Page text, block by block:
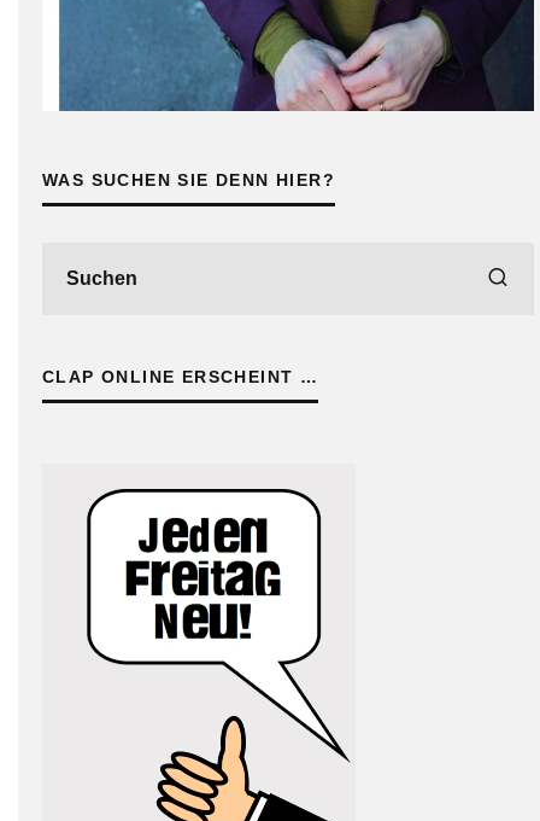
WAS SUCHEN SIE DENN HIER?
CLAP ONLINE ERSCHEINT …